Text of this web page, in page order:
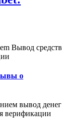
em Вывод средств
о
вывод денег
верификации